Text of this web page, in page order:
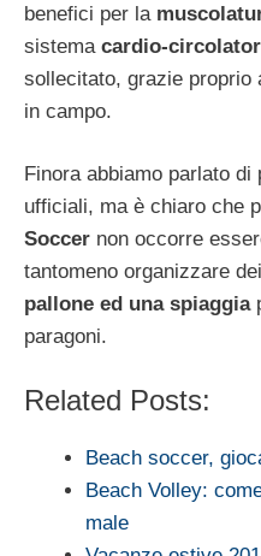
benefici per la
sistema cardio-
sollecitato, grazie proprio
in campo.
Finora abbiamo parlato
ufficiali, ma è chiaro che
Soccer non occorre
tantomeno organizzare
pallone ed una spiaggia
paragoni.
Related Posts:
Beach soccer,
Beach Volley:
male